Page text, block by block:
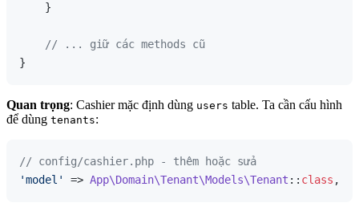
    }
// ... giữ các methods cũ
Quan trọng: Cashier mặc định dùng users table. Ta cần cấu hình
để dùng tenants:
// config/cashier.php - thêm hoặc sửa
'model'
=> App\Domain\Tenant\Models\Tenant :: class